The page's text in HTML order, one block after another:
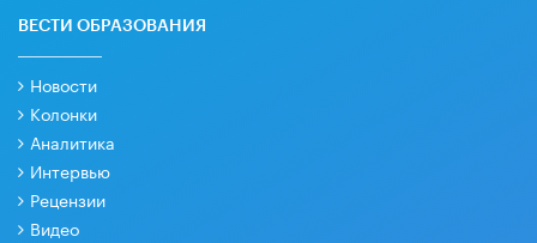
ВЕСТИ ОБРАЗОВАНИЯ
Новости
Колонки
Аналитика
Интервью
Рецензии
Видео